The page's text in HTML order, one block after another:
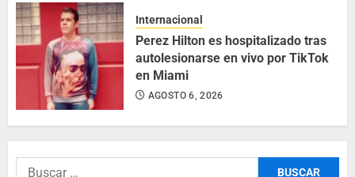
Internacional
Perez Hilton es hospitalizado tras
autolesionarse en vivo por TikTok
en Miami
AGOSTO 6, 2026